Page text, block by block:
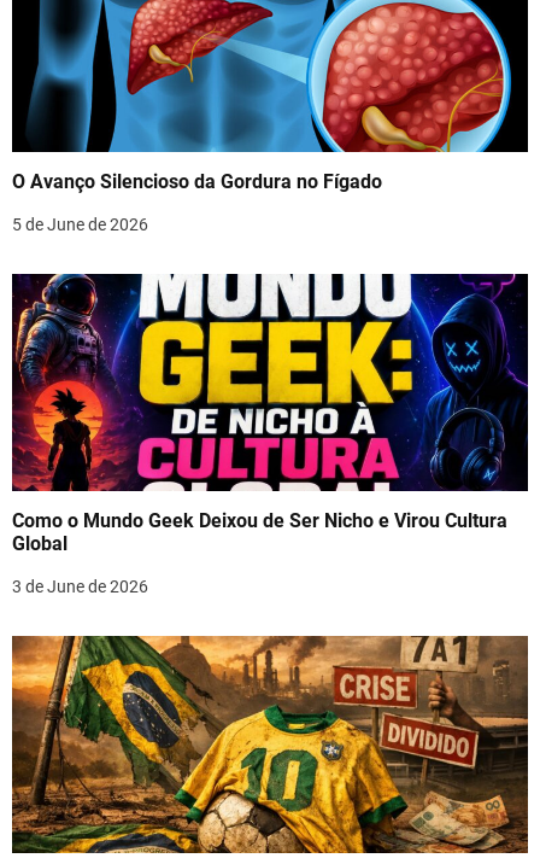
O Avanço Silencioso da Gordura no Fígado
5 de June de 2026
Como o Mundo Geek Deixou de Ser Nicho e Virou Cultura
Global
3 de June de 2026